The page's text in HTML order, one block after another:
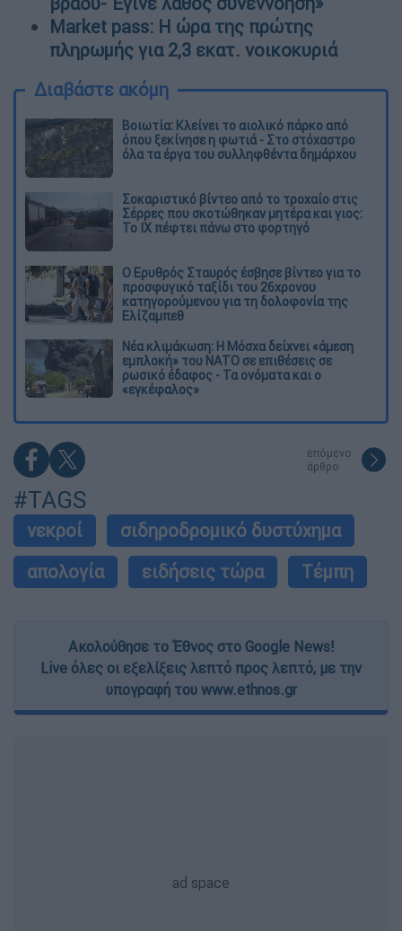
Μarket pass: Η ώρα της πρώτης
πληρωμής για 2,3 εκατ. νοικοκυριά
Διαβάστε ακόμη
Βοιωτία: Κλείνει το αιολικό πάρκο από
όπου ξεκίνησε η φωτιά - Στο στόχαστρο
όλα τα έργα του συλληφθέντα δημάρχου
Σοκαριστικό βίντεο από το τροχαίο στις
Σέρρες που σκοτώθηκαν μητέρα και γιος:
Το ΙΧ πέφτει πάνω στο φορτηγό
Ο Ερυθρός Σταυρός έσβησε βίντεο για το
προσφυγικό ταξίδι του 26χρονου
κατηγορούμενου για τη δολοφονία της
Ελίζαμπεθ
Νέα κλιμάκωση: Η Μόσχα δείχνει «άμεση
εμπλοκή» του ΝΑΤΟ σε επιθέσεις σε
ρωσικό έδαφος - Τα ονόματα και ο
«εγκέφαλος»
επόμενο
άρθρο
#TAGS
νεκροί
σιδηροδρομικό δυστύχημα
απολογία
ειδήσεις τώρα Τέμπη
Ακολούθησε το Έθνος στο Google News!
Live όλες οι εξελίξεις λεπτό προς λεπτό, με την
υπογραφή του www.ethnos.gr